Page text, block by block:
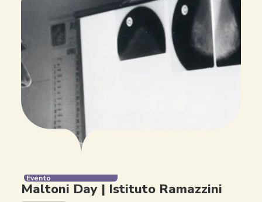
Evento
Maltoni Day | Istituto Ramazzini